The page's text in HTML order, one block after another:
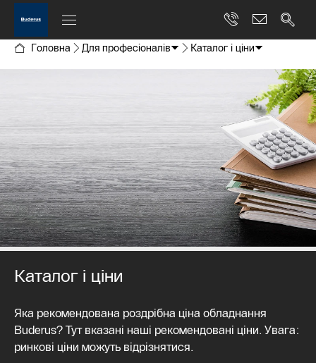
Головна Для професіоналів Каталог і ціни
Каталог і ціни
Яка рекомендована роздрібна ціна обладнання
Buderus? Тут вказані наші рекомендовані ціни. Увага:
ринкові ціни можуть відрізнятися.